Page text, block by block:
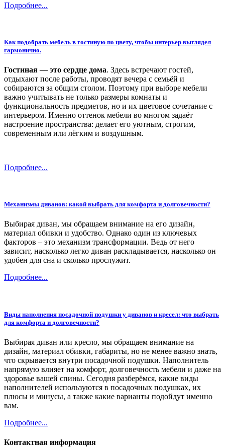
Подробнее...
Как подобрать мебель в гостиную по цвету, чтобы интерьер выглядел
гармонично.
Гостиная — это сердце дома. Здесь встречают гостей,
отдыхают после работы, проводят вечера с семьёй и
собираются за общим столом. Поэтому при выборе мебели
важно учитывать не только размеры комнаты и
функциональность предметов, но и их цветовое сочетание с
интерьером. Именно оттенок мебели во многом задаёт
настроение пространства: делает его уютным, строгим,
современным или лёгким и воздушным.
Подробнее...
Механизмы диванов: какой выбрать для комфорта и долговечности?
Выбирая диван, мы обращаем внимание на его дизайн,
материал обивки и удобство. Однако один из ключевых
факторов – это механизм трансформации. Ведь от него
зависит, насколько легко диван раскладывается, насколько он
удобен для сна и сколько прослужит.
Подробнее...
Виды наполнения посадочной подушки у диванов и кресел: что выбрать
для комфорта и долговечности?
Выбирая диван или кресло, мы обращаем внимание на
дизайн, материал обивки, габариты, но не менее важно знать,
что скрывается внутри посадочной подушки. Наполнитель
напрямую влияет на комфорт, долговечность мебели и даже на
здоровье вашей спины. Сегодня разберёмся, какие виды
наполнителей используются в посадочных подушках, их
плюсы и минусы, а также какие варианты подойдут именно
вам.
Подробнее...
Контактная информация